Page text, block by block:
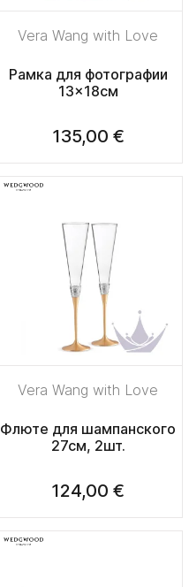
Vera Wang with Love
Рамка для фотографии
13x18см
135,00 €
Vera Wang with Love
Флюте для шампанского
27см, 2шт.
124,00 €